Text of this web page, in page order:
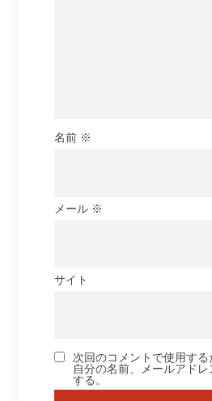
名前 ※
メール ※
サイト
次回のコメントで使用す
自分の名前、メールアド
する。